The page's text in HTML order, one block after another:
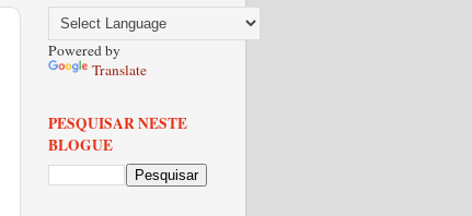
Powered by
Translate
PESQUISAR NESTE
BLOGUE